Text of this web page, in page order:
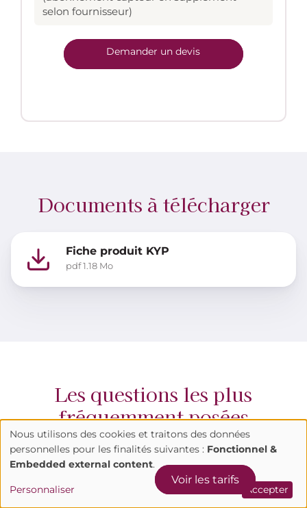
selon fournisseur)
Demander un devis
Documents à télécharger
Fiche produit KYP
pdf1.18 Mo
Les questions les plus
fréquemment posées
Comment commencer ?
Utilisation
des
données
Nous utilisons des cookies et traitons des données
personnelles pour les finalités suivantes : Fonctionnel &
Embedded external content.
Personnaliser Accepter
Voir les tarifs